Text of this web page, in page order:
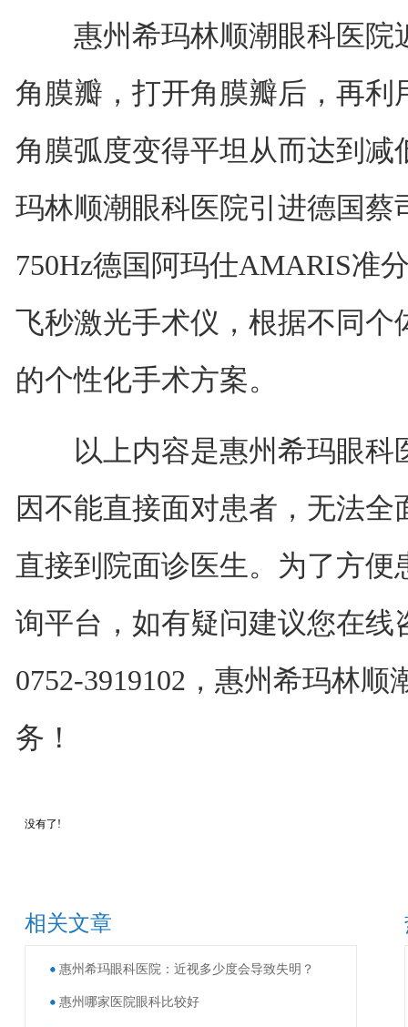
惠州希玛林顺潮眼科医院
角膜瓣，打开角膜瓣后，再
角膜弧度变得平坦从而达到
玛林顺潮眼科医院引进德国蔡
750Hz德国阿玛仕AMARIS准
飞秒激光手术仪，根据不同
的个性化手术方案。
以上内容是惠州希玛眼科
因不能直接面对患者，无法
直接到院面诊医生。为了方
询平台，如有疑问建议您在线
0752-3919102，惠州希玛林
务！
没有了!
相关文章
惠州希玛眼科医院：近视多少度会导致失明？
惠州哪家医院眼科比较好